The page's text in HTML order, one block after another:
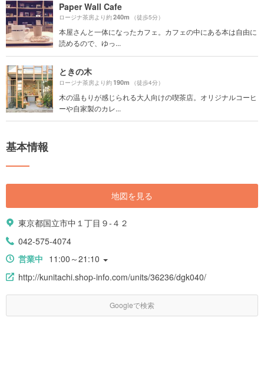
Paper Wall Cafe
ロージナ茶房より約240m （徒歩5分）
本屋さんと一体になったカフェ。カフェの中にある本は自由に
読めるので、ゆっ...
ときの木
ロージナ茶房より約190m （徒歩4分）
木の温もりが感じられる大人向けの喫茶店。オリジナルコーヒ
ーや自家製のカレ...
基本情報
地図を見る
東京都国立市中１丁目９-４２
042-575-4074
営業中 11:00～21:10
http://kunitachi.shop-info.com/units/36236/dgk040/
Googleで検索